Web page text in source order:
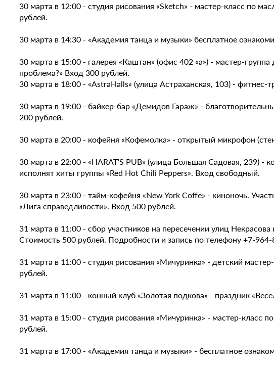
30 марта в 12:00 - студия рисования «Sketch» - мастер-класс по
рублей.
30 марта в 14:30 - «Академия танца и музыки» бесплатное
30 марта в 15:00 - галерея «Каштан» (офис 402 «а») - мастер-
проблема?» Вход 300 рублей.
30 марта в 18:00 - «AstraHalls» (улица Астраханская, 103) -
30 марта в 19:00 - байкер-бар «Демидов Гараж» -
200 рублей.
30 марта в 20:00 - кофейня «Кофемолка» - открытый микрофон
30 марта в 22:00 - «HARAT'S PUB» (улица Большая Садовая, 239) -
исполнят хиты группы «Red Hot Chili Peppers». Вход свободный.
30 марта в 23:00 - тайм-кофейня «New York Coffe» - киноночь.
«Лига справедливости». Вход 500 рублей.
31 марта в 11:00 - сбор участников на пересечении улиц
Стоимость 500 рублей. Подробности и запись по телефону +7-
31 марта в 11:00 - студия рисования «Мичуринка» - детский
рублей.
31 марта в 11:00 - конный клуб «Золотая подкова» - праздник
31 марта в 15:00 - студия рисования «Мичуринка» - мастер-
рублей.
31 марта в 17:00 - «Академия танца и музыки» - бесплатное